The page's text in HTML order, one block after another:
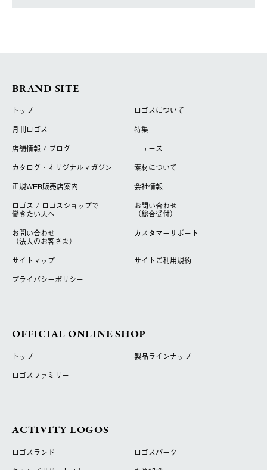
BRAND SITE
トップ
ロゴスについて
月刊ロゴス
特集
店舗情報 / ブログ
ニュース
カタログ・オリジナルマガジン
素材について
正規WEB販売店案内
会社情報
ロゴス / ロゴスショップで
働きたい人へ
お問い合わせ
（総合受付）
お問い合わせ
（法人のお客さま）
カスタマーサポート
サイトマップ
サイトご利用規約
プライバシーポリシー
OFFICIAL ONLINE SHOP
トップ
製品ラインナップ
ロゴスファミリー
ACTIVITY LOGOS
ロゴスランド
ロゴスパーク